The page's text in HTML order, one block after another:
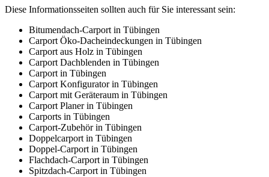
Diese Informationsseiten sollten auch für Sie interessant sein:
Bitumendach-Carport in Tübingen
Carport Öko-Dacheindeckungen in Tübingen
Carport aus Holz in Tübingen
Carport Dachblenden in Tübingen
Carport in Tübingen
Carport Konfigurator in Tübingen
Carport mit Geräteraum in Tübingen
Carport Planer in Tübingen
Carports in Tübingen
Carport-Zubehör in Tübingen
Doppelcarport in Tübingen
Doppel-Carport in Tübingen
Flachdach-Carport in Tübingen
Spitzdach-Carport in Tübingen